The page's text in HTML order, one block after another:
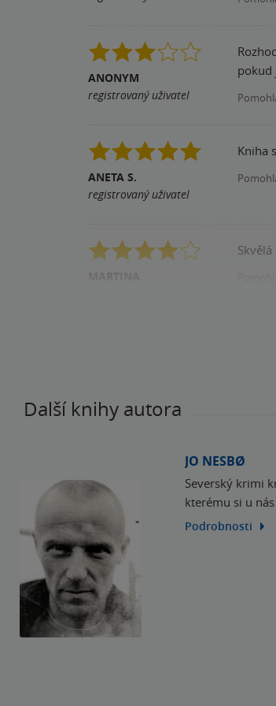
ANONYM
registrovaný uživatel
pokud
ANETA S.
registrovaný uživatel
Kniha
Další knihy autora
JO NESBØ
Severský krimi
kterému si u
Podrobnosti